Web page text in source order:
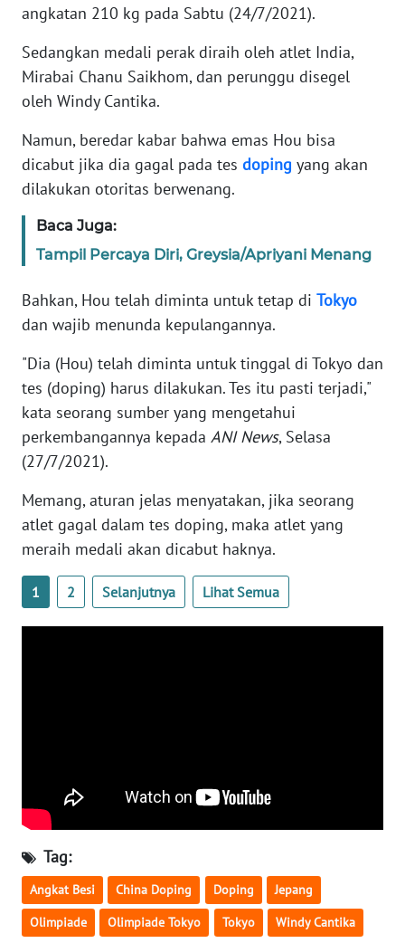
angkatan 210 kg pada Sabtu (24/7/2021).
Sedangkan medali perak diraih oleh atlet India,
Mirabai Chanu Saikhom, dan perunggu disegel
oleh Windy Cantika.
Namun, beredar kabar bahwa emas Hou bisa
dicabut jika dia gagal pada tes doping yang akan
dilakukan otoritas berwenang.
Baca Juga:
Tampil Percaya Diri, Greysia/Apriyani Menang
Bahkan, Hou telah diminta untuk tetap di Tokyo
dan wajib menunda kepulangannya.
"Dia (Hou) telah diminta untuk tinggal di Tokyo dan
tes (doping) harus dilakukan. Tes itu pasti terjadi,"
kata seorang sumber yang mengetahui
perkembangannya kepada ANI News, Selasa
(27/7/2021).
Memang, aturan jelas menyatakan, jika seorang
atlet gagal dalam tes doping, maka atlet yang
meraih medali akan dicabut haknya.
1 2 Selanjutnya Lihat Semua
Tag:
Angkat Besi China Doping Doping Jepang
Olimpiade Olimpiade Tokyo Tokyo Windy Cantika
TENTANG
PEDOMAN
MEDIA
REDAKSI
KARIR
DISCLAIMER
Wahana
News
WN
SUMUT
WN
WN
JABAR
WN
PAPUA
WN
PAPUA
BARAT